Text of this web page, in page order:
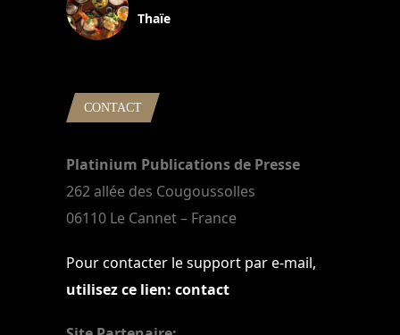
Thaïe
CONTACT
Platinium Publications de Presse
262 allée des Cougoussolles
06110 Le Cannet – France
Pour contacter le support par e-mail,
utilisez ce lien: contact